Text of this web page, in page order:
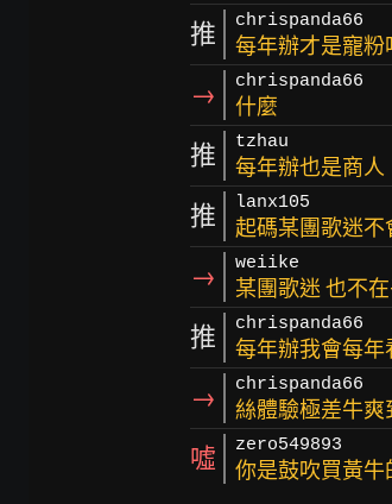
推 chrispanda66
每年辦才是寵粉
→ chrispanda66
什麼
推 tzhau
每年辦也是商人
推 lanx105
起碼某團歌迷不
→ weiike
某團歌迷 也不
推 chrispanda66
每年辦我會每年
→ chrispanda66
絲體驗極差牛爽
噓 zero549893
你是鼓吹買黃牛